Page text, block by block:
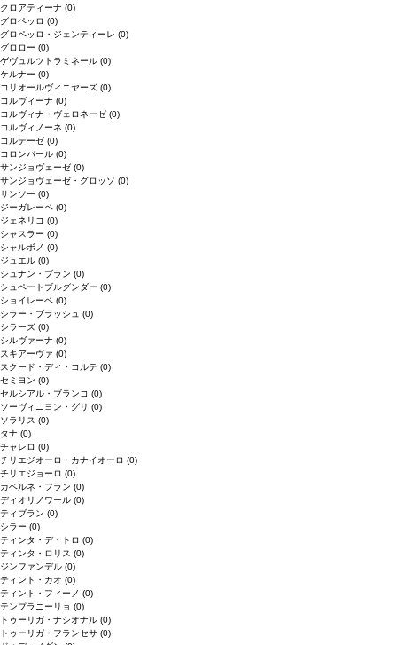
クロアティーナ (0)
グロペッロ (0)
グロペッロ・ジェンティーレ (0)
グロロー (0)
ゲヴュルツトラミネール (0)
ケルナー (0)
コリオールヴィニヤーズ (0)
コルヴィーナ (0)
コルヴィナ・ヴェロネーゼ (0)
コルヴィノーネ (0)
コルテーゼ (0)
コロンバール (0)
サンジョヴェーゼ (0)
サンジョヴェーゼ・グロッソ (0)
サンソー (0)
ジーガレーベ (0)
ジェネリコ (0)
シャスラー (0)
シャルボノ (0)
ジュエル (0)
シュナン・ブラン (0)
シュペートブルグンダー (0)
ショイレーベ (0)
シラー・ブラッシュ (0)
シラーズ (0)
シルヴァーナ (0)
スキアーヴァ (0)
スクード・ディ・コルテ (0)
セミヨン (0)
セルシアル・ブランコ (0)
ソーヴィニヨン・グリ (0)
ソラリス (0)
タナ (0)
チャレロ (0)
チリエジオーロ・カナイオーロ (0)
チリエジョーロ (0)
カベルネ・フラン (0)
ディオリノワール (0)
ティブラン (0)
シラー (0)
ティンタ・デ・トロ (0)
ティンタ・ロリス (0)
ジンファンデル (0)
ティント・カオ (0)
ティント・フィーノ (0)
テンプラニーリョ (0)
トゥーリガ・ナシオナル (0)
トゥーリガ・フランセサ (0)